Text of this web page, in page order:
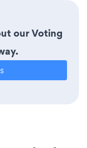
our Voting